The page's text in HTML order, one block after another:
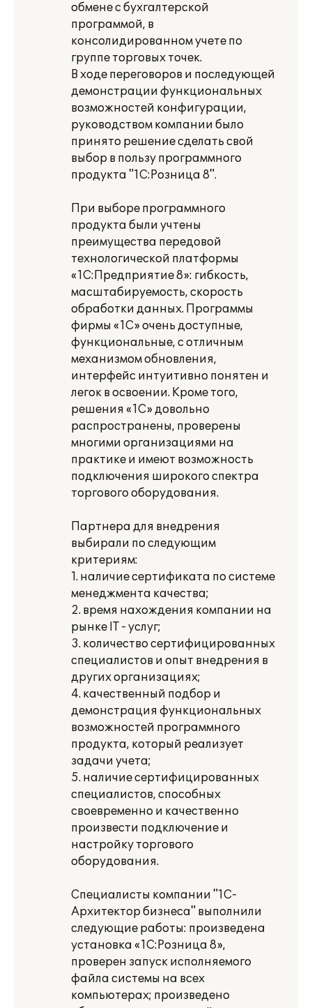
обмене с бухгалтерской
программой, в
консолидированном учете по
группе торговых точек.
В ходе переговоров и последующей
демонстрации функциональных
возможностей конфигурации,
руководством компании было
принято решение сделать свой
выбор в пользу программного
продукта "1С:Розница 8".
При выборе программного
продукта были учтены
преимущества передовой
технологической платформы
«1С:Предприятие 8»: гибкость,
масштабируемость, скорость
обработки данных. Программы
фирмы «1С» очень доступные,
функциональные, с отличным
механизмом обновления,
интерфейс интуитивно понятен и
легок в освоении. Кроме того,
решения «1С» довольно
распространены, проверены
многими организациями на
практике и имеют возможность
подключения широкого спектра
торгового оборудования.
Партнера для внедрения
выбирали по следующим
критериям:
1. наличие сертификата по системе
менеджмента качества;
2. время нахождения компании на
рынке IT - услуг;
3. количество сертифицированных
специалистов и опыт внедрения в
других организациях;
4. качественный подбор и
демонстрация функциональных
возможностей программного
продукта, который реализует
задачи учета;
5. наличие сертифицированных
специалистов, способных
своевременно и качественно
произвести подключение и
настройку торгового
оборудования.
Специалисты компании "1С-
Архитектор бизнеса" выполнили
следующие работы: произведена
установка «1С:Розница 8»,
проверен запуск исполняемого
файла системы на всех
компьютерах; произведено